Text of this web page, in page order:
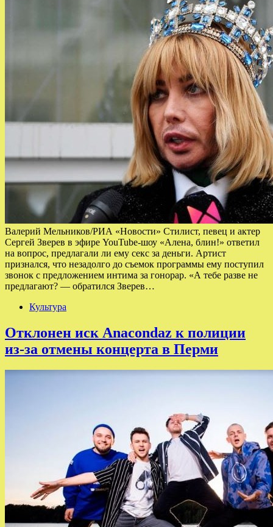
Валерий Мельников/РИА «Новости» Стилист, певец и актер
Сергей Зверев в эфире YouTube-шоу «Алена, блин!» ответил
на вопрос, предлагали ли ему секс за деньги. Артист
признался, что незадолго до съемок программы ему поступил
звонок с предложением интима за гонорар. «А тебе разве не
предлагают? — обратился Зверев…
Культура
Отклонен иск Anacondaz к полиции
из-за отмены концерта в Перми